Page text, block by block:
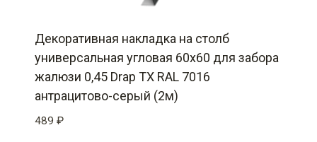
Декоративная накладка на столб
универсальная угловая 60х60 для забора
жалюзи 0,45 Drap TX RAL 7016
антрацитово-серый (2м)
489 ₽